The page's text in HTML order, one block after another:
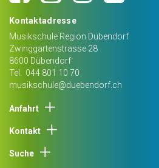
Kontaktadresse
Musikschule Region Dübendorf
Zwinggartenstrasse 28
8600 Dübendorf
Tel. 044 801 10 70
musikschule@duebendorf.ch
Anfahrt
Kontakt
Suche